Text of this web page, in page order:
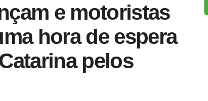
e motoristas
hora de espera
pelos